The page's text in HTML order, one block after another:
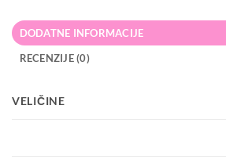
DODATNE INFORMACIJE
RECENZIJE (0)
VELIČINE